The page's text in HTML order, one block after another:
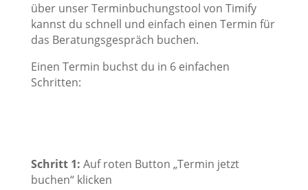
über unser Terminbuchungstool von Timify
kannst du schnell und einfach einen Termin für
das Beratungsgespräch buchen.
Einen Termin buchst du in 6 einfachen
Schritten:
Schritt 1: Auf roten Button „Termin jetzt
buchen“ klicken